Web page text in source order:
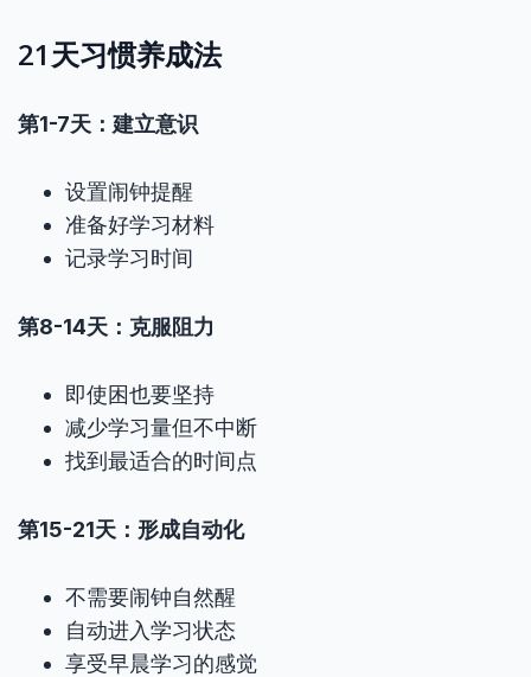
21天习惯养成法
第1-7天：建立意识
设置闹钟提醒
准备好学习材料
记录学习时间
第8-14天：克服阻力
即使困也要坚持
减少学习量但不中断
找到最适合的时间点
第15-21天：形成自动化
不需要闹钟自然醒
自动进入学习状态
享受早晨学习的感觉